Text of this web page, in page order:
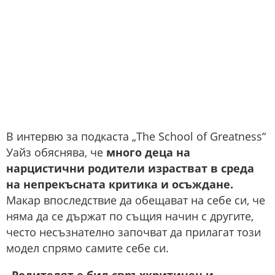
В интервю за подкаста „The School of Greatness“
Уайз обяснява, че много деца на
нарцистични родители израстват в среда
на непрекъсната критика и осъждане.
Макар впоследствие да обещават на себе си, че
няма да се държат по същия начин с другите,
често несъзнателно започват да прилагат този
модел спрямо самите себе си.